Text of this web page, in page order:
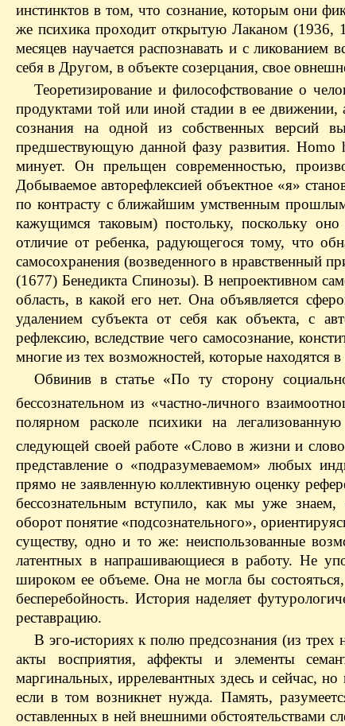
инстинктов в том, что сознание, которым они
же психика проходит открытую Лаканом (1936,
месяцев научается распознавать и с
себя в Другом, в объекте созерцания, свое
Теоретизирование и философствование о
продуктами той или иной стадии в ее движении,
сознания на одной из собственных версий
предшествующую данной фазу развития. Homo
минует. Он прельщен современностью,
Добываемое авторефлексией объектное «я»
по контрасту с ближайшим умственным
кажущимся таковым) постольку, поскольку
отличие от ребенка, радующегося тому, что
самосохранения (возведенного в нравственный
(1677) Бенедикта Спинозы). В непроективном
область, в какой его нет. Она объявляется
удалением субъекта от себя как объекта, с
рефлексию, вследствие чего самосознание,
многие из тех возможностей, которые находятся
Обвинив в статье «По ту сторону
бессознательном из «частно-личного
полярном расколе психики на
следующей своей работе «Слово в жизни и
представление о «подразумеваемом» любых
прямо не заявленную коллективную оценку
бессознательным вступило, как мы уже знаем,
оборот понятие «подсознательного»,
существу, одно и то же: неиспользованные
латентных в напрашивающиеся в работу. Не
широком ее объеме. Она не могла бы
бесперебойность. История наделяет
реставрацию.
В эго-историях к полю предсознания (из трех
акты восприятия, аффекты и элементы
маргинальных, иррелевантных здесь и сейчас,
если в том возникнет нужда. Память,
оставленных в ней внешними обстоятельствами